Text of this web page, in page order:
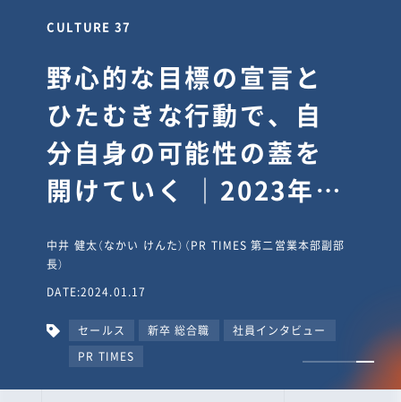
CULTURE 30
逆境では自分のスタン
スを変え“予想を裏切
り、期待を超える”【真
輔塾・前編】
山田真輔（やまだ しんすけ）（執行役員 兼 Jooto事業部
長）
DATE:2023.09.08
カルチャー CxO キャリア入社 Jooto